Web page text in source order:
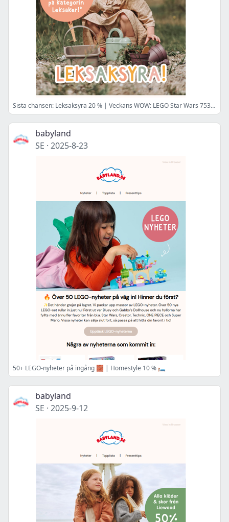
Sista chansen: Leksaksyra 20 % | Veckans WOW: LEGO Star Wars 75358 Tenoo Jedi Temple
babyland
SE · 2025-8-23
50+ LEGO-nyheter på ingång 🧱 | Homestyle 10 % 🛏️
babyland
SE · 2025-9-12